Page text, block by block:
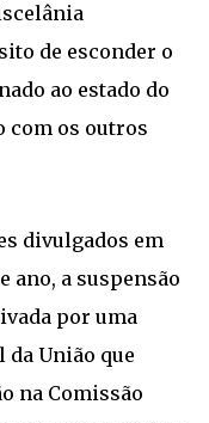
de esconder o
ao estado do
com os outros
divulgados em
ano, a suspensão
por uma
União que
na Comissão